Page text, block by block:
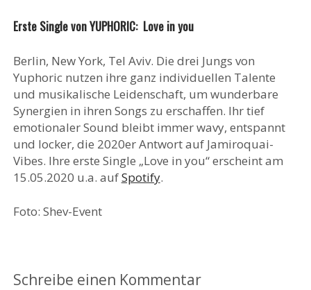
Erste Single von YUPHORIC: Love in you
Berlin, New York, Tel Aviv. Die drei Jungs von
Yuphoric nutzen ihre ganz individuellen Talente
und musikalische Leidenschaft, um wunderbare
Synergien in ihren Songs zu erschaffen. Ihr tief
emotionaler Sound bleibt immer wavy, entspannt
und locker, die 2020er Antwort auf Jamiroquai-
Vibes. Ihre erste Single „Love in you“ erscheint am
15.05.2020 u.a. aufSpotify.
Foto: Shev-Event
Schreibe einen Kommentar